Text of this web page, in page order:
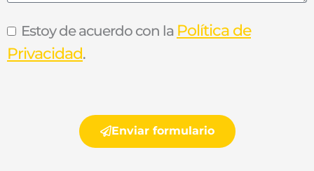
Estoy de acuerdo con la Política de
Privacidad.
Enviar formulario